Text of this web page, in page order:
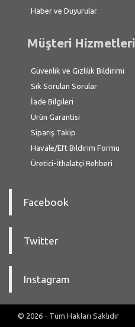
Haber ve Duyurular
Müşteri Hizmetleri
Güvenlik ve Gizlilik Bildirimi
Sık Sorulan Sorular
İade Bilgileri
Ürün Garantisi
Sipariş Takip
Havale/Eft Bildirim Formu
Üretici-İthalatçi Rehberi
Facebook
Twitter
Instagram
© 2026 - Tüm Hakları Saklıdır